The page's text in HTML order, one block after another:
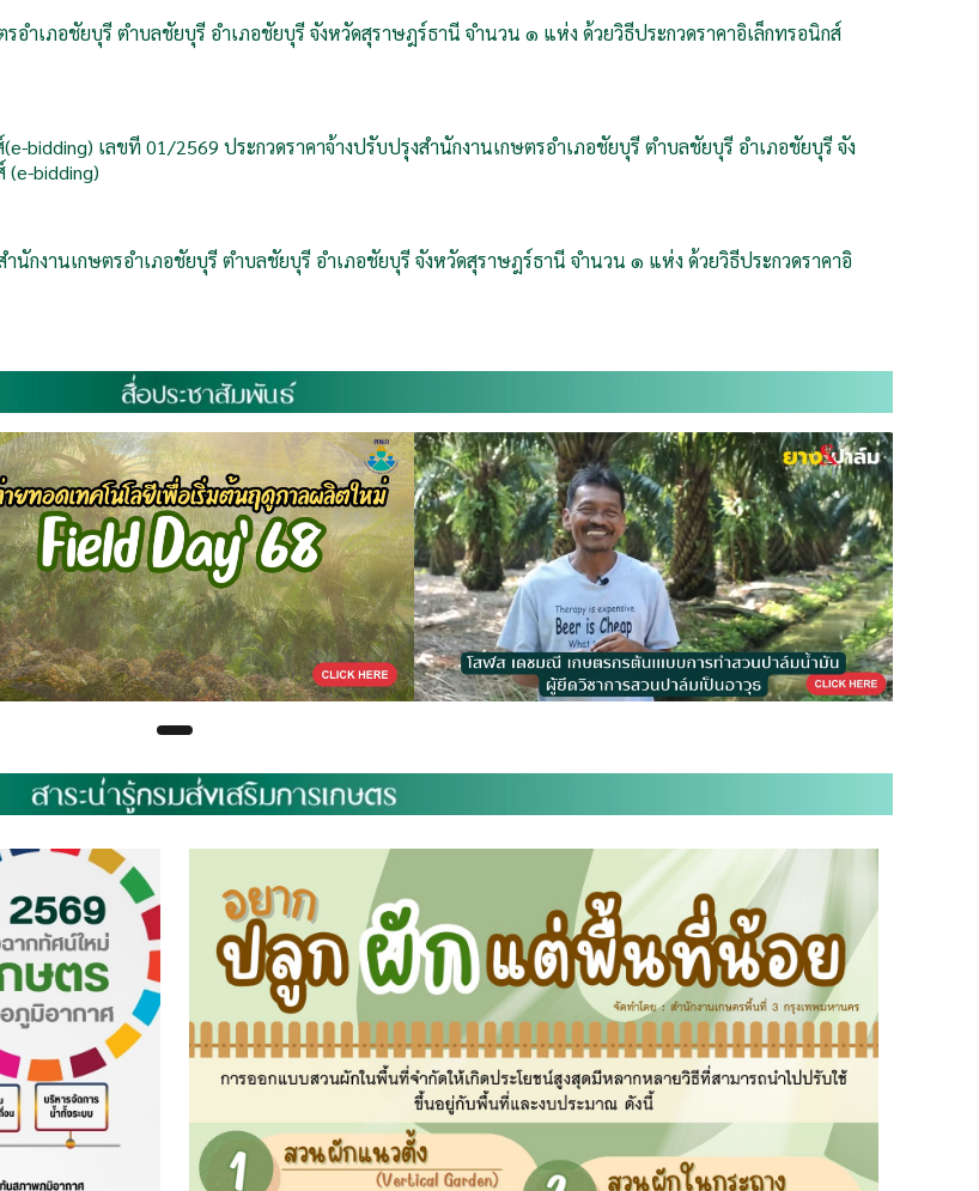
รอำเภอชัยบุรี ตำบลชัยบุรี อำเภอชัยบุรี จังหวัดสุราษฎร์ธานี จำนวน ๑ แห่ง ด้วยวิธีประกวดราคาอิเล็กทรอนิกส์
(e-bidding) เลขที่ 01/2569 ประกวดราคาจ้างปรับปรุงสำนักงานเกษตรอำเภอชัยบุรี ตำบลชัยบุรี อำเภอชัยบุรี จัง
(e-bidding)
ำนักงานเกษตรอำเภอชัยบุรี ตำบลชัยบุรี อำเภอชัยบุรี จังหวัดสุราษฎร์ธานี จำนวน ๑ แห่ง ด้วยวิธีประกวดราคาอิ